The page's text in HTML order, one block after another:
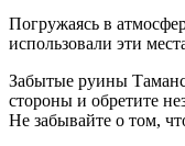
Погружаясь в
использовали эти
Забытые руины
стороны и обретите
Не забывайте о том,